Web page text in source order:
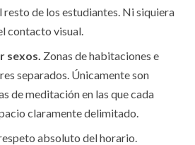
resto de los estudiantes. Ni siquiera
contacto visual.
sexos. Zonas de habitaciones e
separados. Únicamente son
de meditación en las que cada
claramente delimitado.
absoluto del horario.